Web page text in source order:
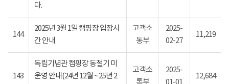
다.
144
2025년 3월 1일 캠핑장 입장시
간 안내
고객소
통부
2025-
02-27
11,219
143
독립기념관 캠핑장 동절기 미
운영 안내(24년 12월 ~ 25년 2
고객소
통부
2025-
01-01
12,684